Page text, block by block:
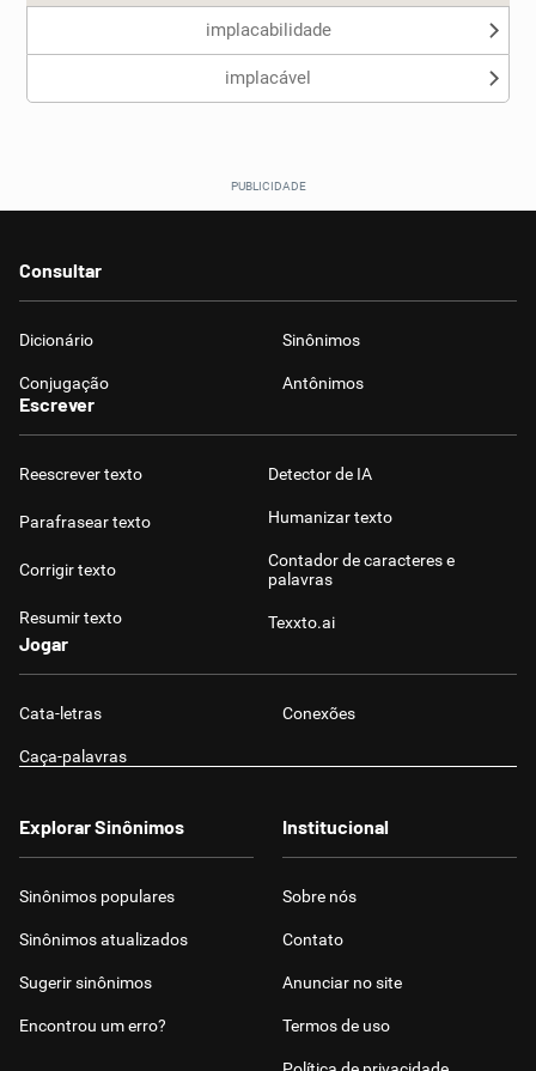
implacabilidade
implacável
Consultar
Dicionário Sinônimos
Conjugação Antônimos
Escrever
Reescrever texto
Parafrasear texto
Corrigir texto
Resumir texto
Detector de IA
Humanizar texto
Contador de caracteres e
palavras
Texxto.ai
Jogar
Cata-letras Conexões
Caça-palavras
Explorar Sinônimos
Sinônimos populares
Sinônimos atualizados
Sugerir sinônimos
Encontrou um erro?
Institucional
Sobre nós
Contato
Anunciar no site
Termos de uso